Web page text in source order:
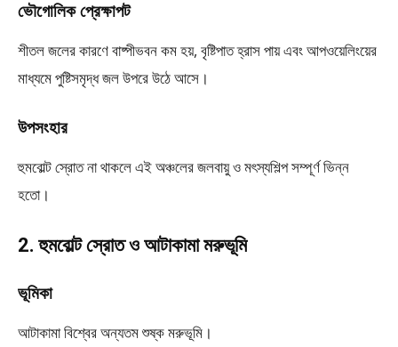
ভৌগোলিক প্রেক্ষাপট
শীতল জলের কারণে বাষ্পীভবন কম হয়, বৃষ্টিপাত হ্রাস পায় এবং আপওয়েলিংয়ের
মাধ্যমে পুষ্টিসমৃদ্ধ জল উপরে উঠে আসে।
উপসংহার
হুমবোল্ট স্রোত না থাকলে এই অঞ্চলের জলবায়ু ও মৎস্যশিল্প সম্পূর্ণ ভিন্ন
হতো।
2. হুমবোল্ট স্রোত ও আটাকামা মরুভূমি
ভূমিকা
আটাকামা বিশ্বের অন্যতম শুষ্ক মরুভূমি।